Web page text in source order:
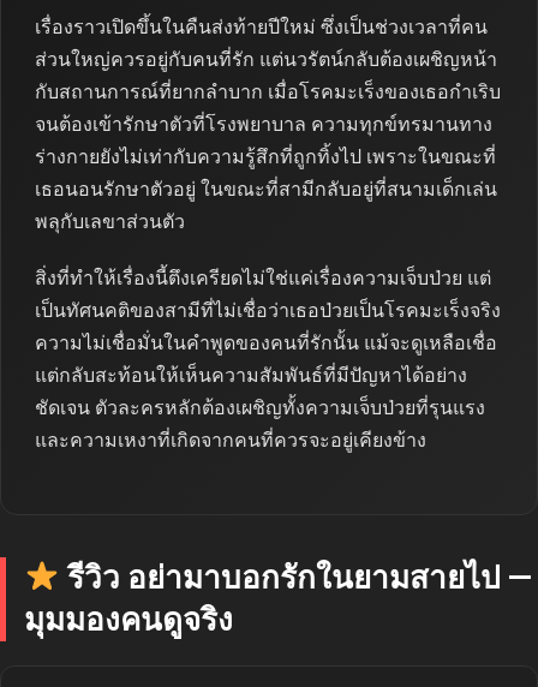
เรื่องราวเปิดขึ้นในคืนส่งท้ายปีใหม่ ซึ่งเป็นช่วงเวลาที่คน
ส่วนใหญ่ควรอยู่กับคนที่รัก แต่นวรัตน์กลับต้องเผชิญหน้า
กับสถานการณ์ที่ยากลำบาก เมื่อโรคมะเร็งของเธอกำเริบ
จนต้องเข้ารักษาตัวที่โรงพยาบาล ความทุกข์ทรมานทาง
ร่างกายยังไม่เท่ากับความรู้สึกที่ถูกทิ้งไป เพราะในขณะที่
เธอนอนรักษาตัวอยู่ ในขณะที่สามีกลับอยู่ที่สนามเด็กเล่น
พลุกับเลขาส่วนตัว
สิ่งที่ทำให้เรื่องนี้ตึงเครียดไม่ใช่แค่เรื่องความเจ็บป่วย แต่
เป็นทัศนคติของสามีที่ไม่เชื่อว่าเธอป่วยเป็นโรคมะเร็งจริง
ความไม่เชื่อมั่นในคำพูดของคนที่รักนั้น แม้จะดูเหลือเชื่อ
แต่กลับสะท้อนให้เห็นความสัมพันธ์ที่มีปัญหาได้อย่าง
ชัดเจน ตัวละครหลักต้องเผชิญทั้งความเจ็บป่วยที่รุนแรง
และความเหงาที่เกิดจากคนที่ควรจะอยู่เคียงข้าง
รีวิว อย่ามาบอกรักในยามสายไป —
มุมมองคนดูจริง